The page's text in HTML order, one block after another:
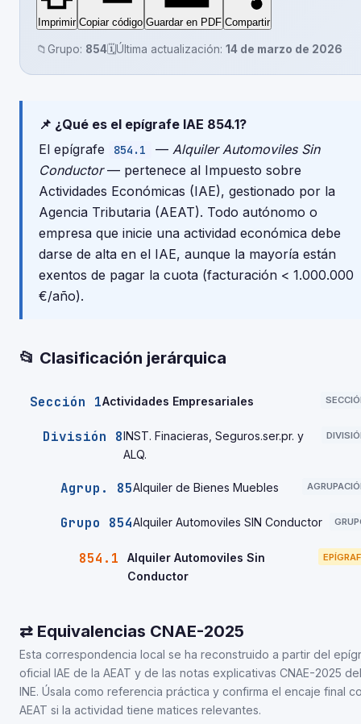
Imprimir Copiar código Guardar en PDF Compartir
📁 Grupo: 854🗓️Última actualización: 14 de marzo de 2026
📌 ¿Qué es el epígrafe IAE 854.1?
El epígrafe
854.1 — Alquiler Automoviles Sin
Conductor— pertenece al Impuesto sobre
Actividades Económicas (IAE), gestionado por la
Agencia Tributaria (AEAT). Todo autónomo o
empresa que inicie una actividad económica debe
darse de alta en el IAE, aunque la mayoría están
exentos de pagar la cuota (facturación < 1.000.000
€/año).
📂 Clasificación jerárquica
Sección 1Actividades Empresariales
División 8INST. Finacieras, Seguros.ser.pr. y
ALQ.
Agrup. 85Alquiler de Bienes Muebles
Grupo 854Alquiler Automoviles SIN Conductor
854.1
Alquiler Automoviles Sin
Conductor
⇄ Equivalencias CNAE-2025
Esta correspondencia local se ha reconstruido a partir del
oficial IAE de la AEAT y de las notas explicativas CNAE-2025 del
INE. Úsala como referencia práctica y confirma el encaje final
AEAT si la actividad tiene matices relevantes.